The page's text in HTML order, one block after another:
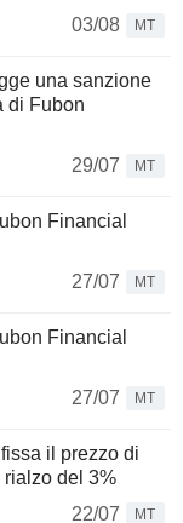
03/08
MT
una sanzione
di Fubon
29/07
MT
Financial
27/07
MT
Financial
27/07
MT
il prezzo di
del 3%
22/07
MT